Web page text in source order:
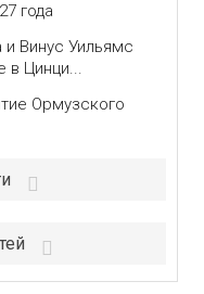
года
Винус Уильямс
в Цинци...
Ормузского